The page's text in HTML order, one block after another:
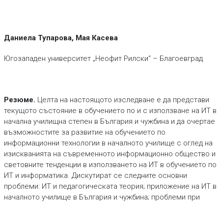
Даниела Тупарова, Мая Касева
Югозападен университет „Неофит Рилски“ – Благоевград
Резюме. Целта на настоящото изследване е да представи
текущото състояние в обучението по и с използване на ИТ в
начална училищна степен в България и чужбина и да очертае
възможностите за развитие на обучението по
информационни технологии в началното училище с оглед на
изискванията на съвременното информационно общество и
световните тенденции в използването на ИТ в обучението по
ИТ и информатика. Дискутират се следните основни
проблеми: ИТ и педагогическата теория; приложение на ИТ в
началното училище в България и чужбина; проблеми при